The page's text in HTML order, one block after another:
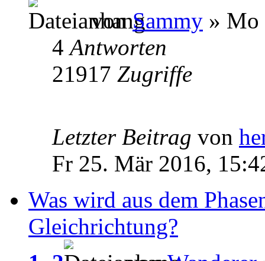
vonSammy » Mo
4Antworten
21917 Zugriffe
Letzter Beitrag von
Fr 25. Mär 2016,
Was wird aus dem
Gleichrichtung?